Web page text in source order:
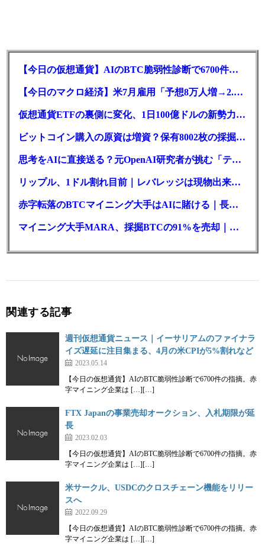
【今日の仮想通貨】AIのBTC脆弱性診断で6700件の指摘。赤字マイニング企業はAIに賭ける
【今日のマクロ経済】米7月雇用「予想8万人増→2.3万人減」で利上げ観測後退
仮想通貨ETFの裏側に変化、1日100億ドルの新勢力がSEC登録
ビットコイン購入の原資は増資？保有8002枚の採掘企業の実態とは
思考をAIに直接送る？元OpenAI研究者が挑む「テレパシー」開発とは
リップル、1ドル割れ目前｜レバレッジは現物出来高の6倍超
赤字転落のBTCマイニング大手はAIに賭ける｜長期負債17.8億ドル
マイニング大手MARA、採掘BTCの91%を売却｜純損失6億ドル
関連する記事
週刊仮想通貨ニュース｜イーサリアムのファイナラ
イズ遅延に注目集まる、4月の米CPIが5%割れなど
2023.05.14
【今日の仮想通貨】AIのBTC脆弱性診断で6700件の指摘。赤
字マイニング企業は […][…]
FTX Japanの事業売却オークション、入札期限が延
長
2023.02.03
【今日の仮想通貨】AIのBTC脆弱性診断で6700件の指摘。赤
字マイニング企業は […][…]
米サークル、USDCのクロスチェーン機能をリリー
スへ
2022.09.29
【今日の仮想通貨】AIのBTC脆弱性診断で6700件の指摘。赤
字マイニング企業は […][…]